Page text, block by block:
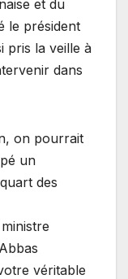
et du
le président
pris la veille à
dans
on pourrait
un
des
véritable